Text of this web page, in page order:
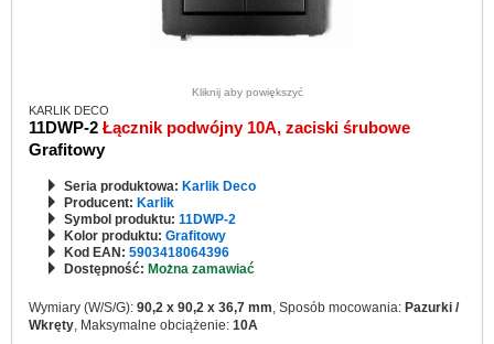
Kliknij aby powiększyć
KARLIK DECO
11DWP-2 Łącznik podwójny 10A, zaciski śrubowe
Grafitowy
Seria produktowa: Karlik Deco
Producent: Karlik
Symbol produktu: 11DWP-2
Kolor produktu: Grafitowy
Kod EAN: 5903418064396
Dostępność: Można zamawiać
Wymiary (W/S/G): 90,2 x 90,2 x 36,7 mm, Sposób mocowania: Pazurki /
Wkręty, Maksymalne obciążenie: 10A